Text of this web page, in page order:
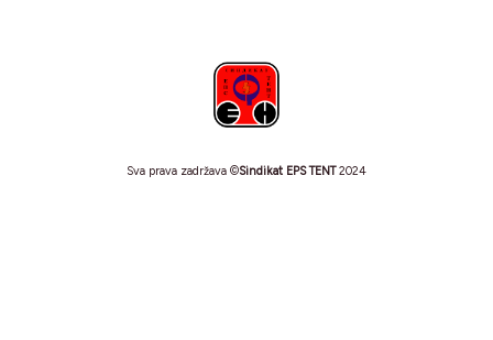
Sva prava zadržava ©Sindikat EPS TENT2024